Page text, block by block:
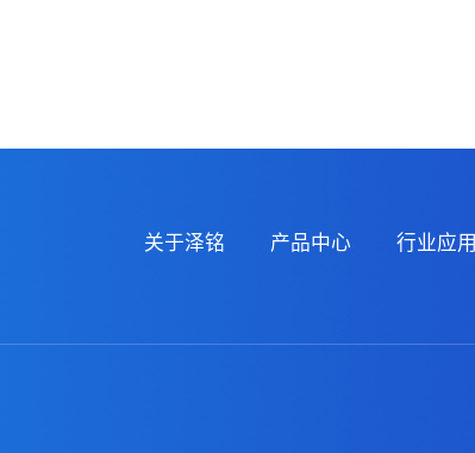
关于泽铭 产品中心 行业应用